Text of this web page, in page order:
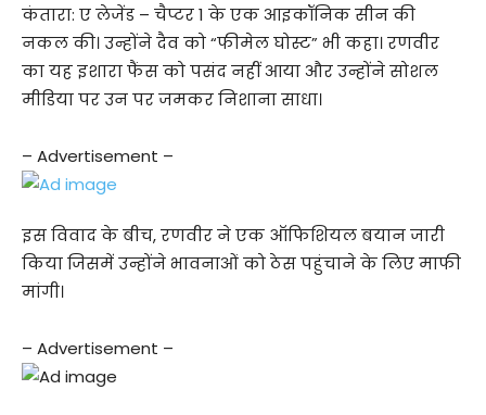
कंतारा: ए लेजेंड – चैप्टर 1 के एक आइकॉनिक सीन की
नकल की। ​​उन्होंने दैव को “फीमेल घोस्ट” भी कहा। रणवीर
का यह इशारा फैंस को पसंद नहीं आया और उन्होंने सोशल
मीडिया पर उन पर जमकर निशाना साधा।
– Advertisement –
इस विवाद के बीच, रणवीर ने एक ऑफिशियल बयान जारी
किया जिसमें उन्होंने भावनाओं को ठेस पहुंचाने के लिए माफी
मांगी।
– Advertisement –